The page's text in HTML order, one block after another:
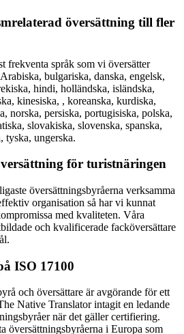
översättning till fler
frekventa språk som vi översätter
bulgariska, danska, engelsk,
hindi, holländska, isländska,
kinesiska, , koreanska, kurdiska,
norska, persiska, portugisiska, polska,
slovakiska, slovenska, spanska,
tyska, ungerska.
för turistnäringen
översättningsbyråerna verksamma
organisation så har vi kunnat
med kvaliteten. Våra
och kvalificerade facköversättare
ISO 17100
och översättare är avgörande för ett
Native Translator intagit en ledande
när det gäller certifiering.
översättningsbyråerna i Europa som